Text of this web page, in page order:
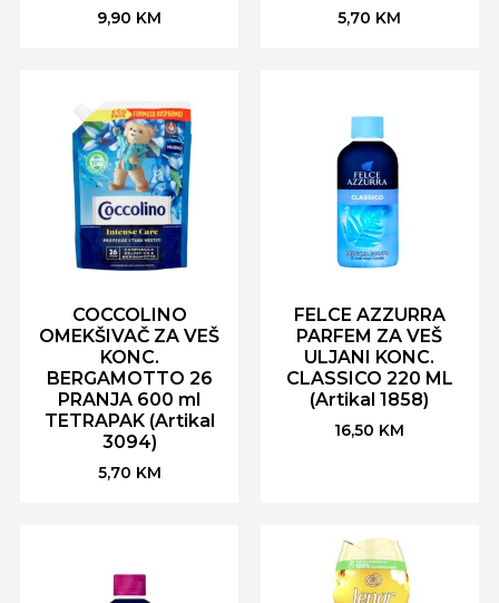
9,90 KM 5,70 KM
COCCOLINO
OMEKŠIVAČ ZA VEŠ
KONC.
BERGAMOTTO 26
PRANJA 600 ml
TETRAPAK (Artikal
3094)
5,70 KM
FELCE AZZURRA
PARFEM ZA VEŠ
ULJANI KONC.
CLASSICO 220 ML
(Artikal 1858)
16,50 KM